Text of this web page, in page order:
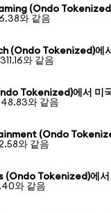
(Ondo Tokenized)
와 같음
(Ondo Tokenized)에
와 같음
Tokenized)에서 미
와 같음
(Ondo
와 같음
(Ondo Tokenized)에서
와 같음